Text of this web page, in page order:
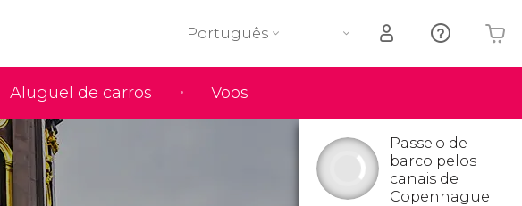
Aluguel de carros Voos
Português
Passeio de
barco pelos
canais de
Copenhague